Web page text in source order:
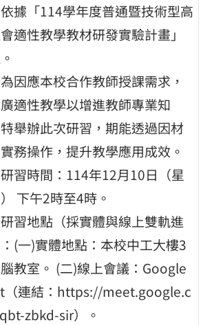
據「114學年度普通暨技術型高
適性教學教材研發實驗計畫」
因應本校合作教師授課需求，
適性教學以增進教師專業知
舉辦此次研習，期能透過因材
務操作，提升教學應用成效。
習時間：114年12月10日（星
下午2時至4時。
習地點（採實體與線上雙軌進
(一)實體地點：本校中工大樓3
教室。 (二)線上會議：Google
（連結：https://meet.google.c
zbkd-sir）。